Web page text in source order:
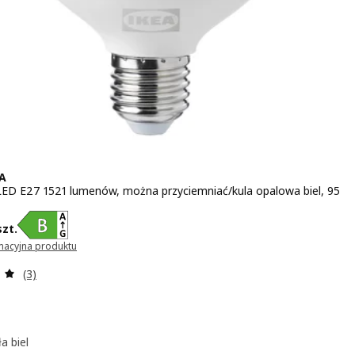
E27 1521 lumenów, można przyciemniać/kula opalowa biel, 95
szt.
produktu
Recenzja: 5 z 5 gwiazdki. Łączna liczba recenzji:
(3)
biel